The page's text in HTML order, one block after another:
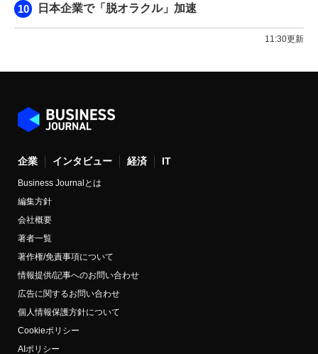
日本企業で「脱オラクル」加速
11:30更新
企業 インタビュー 経済 IT
Business Journalとは
編集方針
会社概要
著者一覧
著作権/免責事項について
情報提供/記事へのお問い合わせ
広告に関するお問い合わせ
個人情報保護方針について
Cookieポリシー
AIポリシー